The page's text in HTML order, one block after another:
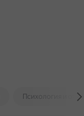
Психология и